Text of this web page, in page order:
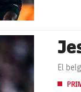
El